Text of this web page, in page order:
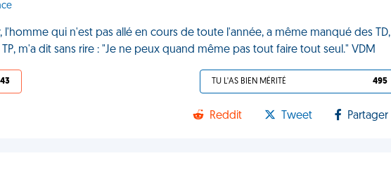
qui n'est pas allé en cours de toute l'année, a même manqué des TD,
m'a dit sans rire : "Je ne peux quand même pas tout faire tout seul." VDM
TU L'AS BIEN MÉRITÉ 495
Reddit Tweet Partager